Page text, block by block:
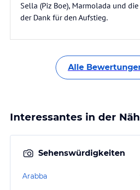
Sella (Piz Boe), Marmolada und
der Dank für den Aufstieg.
Alle
Interessantes in der
Sehenswürdigkeiten
Arabba